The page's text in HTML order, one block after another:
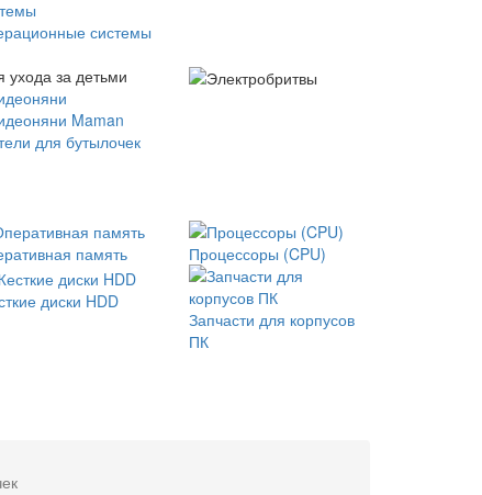
системы
ухода за детьми
Maman
для бутылочек
память Процессоры (CPU)
диски HDD
Запчасти для корпусов
ПК